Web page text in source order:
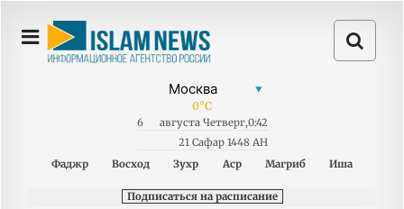
0°C
6 августа Четверг,0:42
21 Сафар 1448 AH
Фаджр
Восход Зухр Аср Магриб Иша
Подписаться на расписание